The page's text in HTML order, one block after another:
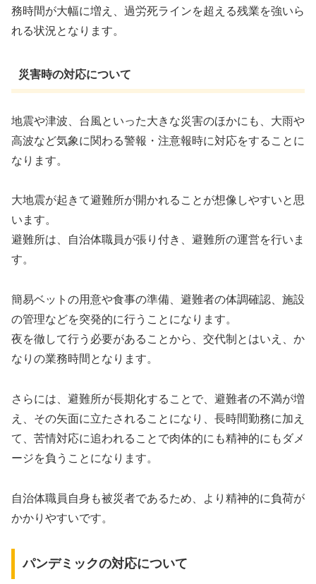
務時間が大幅に増え、過労死ラインを超える残業を強いら
れる状況となります。
災害時の対応について
地震や津波、台風といった大きな災害のほかにも、大雨や
高波など気象に関わる警報・注意報時に対応をすることに
なります。
大地震が起きて避難所が開かれることが想像しやすいと思
います。
避難所は、自治体職員が張り付き、避難所の運営を行いま
す。
簡易ベットの用意や食事の準備、避難者の体調確認、施設
の管理などを突発的に行うことになります。
夜を徹して行う必要があることから、交代制とはいえ、か
なりの業務時間となります。
さらには、避難所が長期化することで、避難者の不満が増
え、その矢面に立たされることになり、長時間勤務に加え
て、苦情対応に追われることで肉体的にも精神的にもダメ
ージを負うことになります。
自治体職員自身も被災者であるため、より精神的に負荷が
かかりやすいです。
パンデミックの対応について